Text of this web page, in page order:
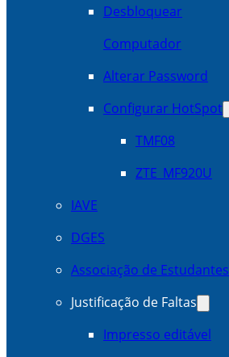
Desbloquear
Computador
Alterar Password
Configurar HotSpot
TMF08
ZTE_MF920U
IAVE
DGES
Associação de Estudantes
Justificação de Faltas
Impresso editável